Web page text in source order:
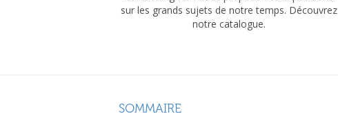
sur les grands sujets de notre temps. Découvrez
notre catalogue.
SOMMAIRE